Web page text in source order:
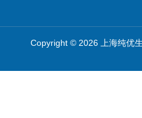
Copyright © 2026 上海纯优